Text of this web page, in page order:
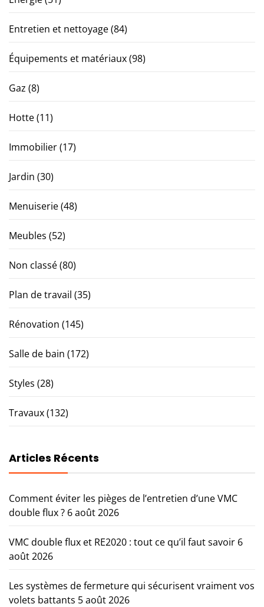
Entretien et nettoyage(84)
Équipements et matériaux(98)
Gaz (8)
Hotte(11)
Immobilier(17)
Jardin (30)
Menuiserie(48)
Meubles (52)
Non classé(80)
Plan de travail (35)
Rénovation (145)
Salle de bain (172)
Styles (28)
Travaux(132)
Articles Récents
Comment éviter les pièges de l’entretien d’une VMC
double flux ? 6 août 2026
VMC double flux et RE2020 : tout ce qu’il faut savoir 6
août 2026
Les systèmes de fermeture qui sécurisent vraiment vos
volets battants 5 août 2026